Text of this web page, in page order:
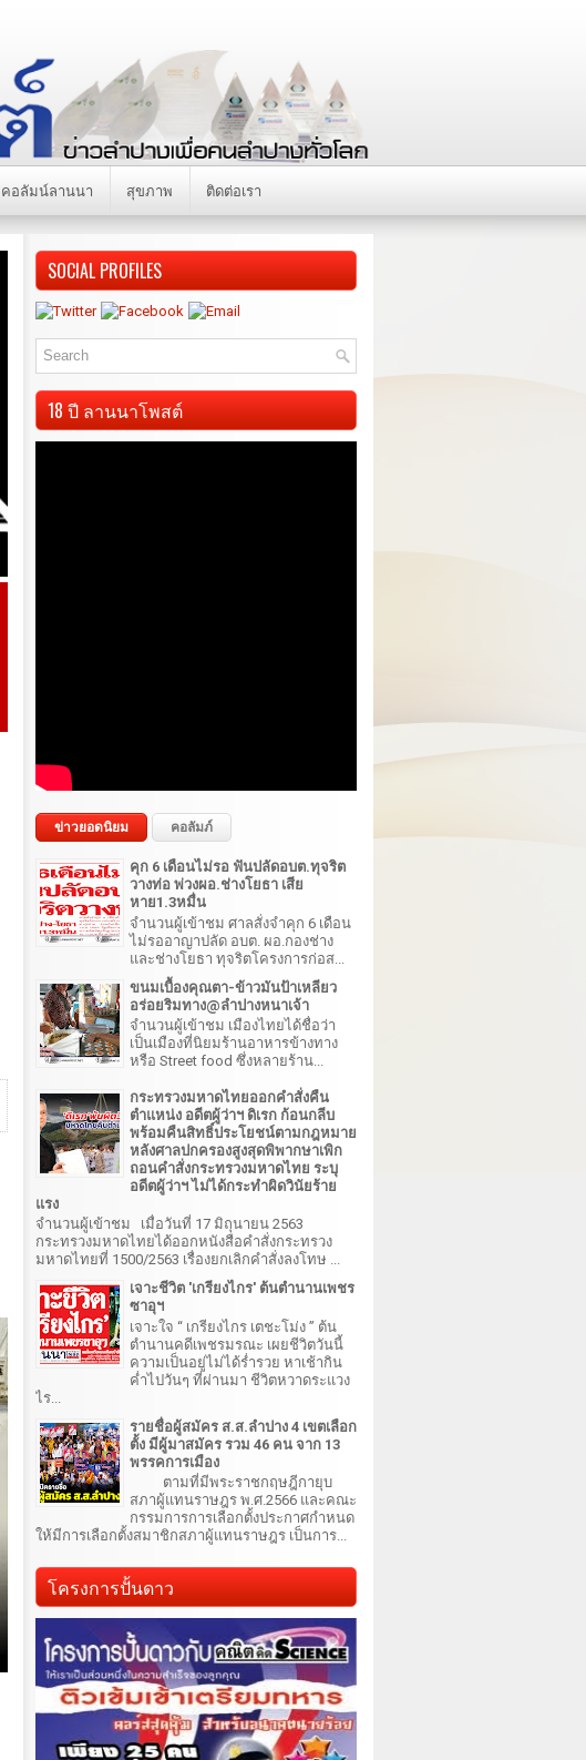
คอลัมน์ลานนา สุขภาพ ติดต่อเรา
SOCIAL PROFILES
18 ปี ลานนาโพสต์
ข่าวยอดนิยม คอลัมภ์
คุก 6 เดือนไม่รอ ฟันปลัดอบต.ทุจริต
วางท่อ พ่วงผอ.ช่างโยธา เสีย
หาย1.3หมื่น
จำนวนผู้เข้าชม ศาลสั่งจำคุก 6 เดือน
ไม่รออาญาปลัด อบต. ผอ.กองช่าง
และช่างโยธา ทุจริตโครงการก่อส...
ขนมเบื้องคุณตา-ข้าวมันป้าเหลียว
อร่อยริมทาง@ลำปางหนาเจ้า
จำนวนผู้เข้าชม เมืองไทยได้ชื่อว่า
เป็นเมืองที่นิยมร้านอาหารข้างทาง
หรือ Street food ซึ่งหลายร้าน...
กระทรวงมหาดไทยออกคำสั่งคืน
ตำแหน่ง อดีตผู้ว่าฯ ดิเรก ก้อนกลีบ
พร้อมคืนสิทธิ์ประโยชน์ตามกฎหมาย
หลังศาลปกครองสูงสุดพิพากษาเพิก
ถอนคำสั่งกระทรวงมหาดไทย ระบุ
อดีตผู้ว่าฯ ไม่ได้กระทำผิดวินัยร้าย
แรง
จำนวนผู้เข้าชม เมื่อวันที่ 17 มิถุนายน 2563
กระทรวงมหาดไทยได้ออกหนังสือคำสั่งกระทรวง
มหาดไทยที่ 1500/2563 เรื่องยกเลิกคำสั่งลงโทษ ...
เจาะชีวิต 'เกรียงไกร' ต้นตำนานเพชร
ซาอุฯ
เจาะใจ “ เกรียงไกร เตชะโม่ง ” ต้น
ตำนานคดีเพชรมรณะ เผยชีวิตวันนี้
ความเป็นอยู่ไม่ได้ร่ำรวย หาเช้ากิน
ค่ำไปวันๆ ที่ผ่านมา ชีวิตหวาดระแวง
ไร...
รายชื่อผู้สมัคร ส.ส.ลำปาง 4 เขตเลือก
ตั้ง มีผู้มาสมัคร รวม 46 คน จาก 13
พรรคการเมือง
ตามที่มีพระราชกฤษฎีกายุบ
สภาผู้แทนราษฎร พ.ศ.2566 และคณะ
กรรมการการเลือกตั้งประกาศกำหนด
ให้มีการเลือกตั้งสมาชิกสภาผู้แทนราษฎร เป็นการ...
โครงการปั้นดาว